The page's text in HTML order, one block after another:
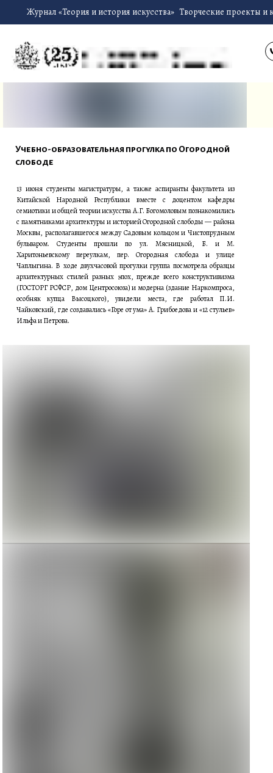
Журнал «Теория и история искусства» Творческие проекты и
13 июня студенты магистратуры, а также аспиранты факультета из
Китайской Народной Республики вместе с доцентом кафедры
семиотики и общей теории искусства А.Г. Богомоловым познакомились
с памятниками архитектуры и историей Огородной слободы — района
Москвы, располагавшегося между Садовым кольцом и Чистопрудным
бульваром. Студенты прошли по ул. Мясницкой, Б. и М.
Харитоньевскому переулкам, пер. Огородная слобода и улице
Чаплыгина. В ходе двухчасовой прогулки группа посмотрела образцы
архитектурных стилей разных эпох, прежде всего конструктивизма
(ГОСТОРГ РСФСР, дом Центросоюза) и модерна (здание Наркомпроса,
особняк купца Высоцкого), увидели места, где работал П.И.
Чайковский, где создавались «Горе от ума» А. Грибоедова и «12 стульев»
Ильфа и Петрова.
Учебно-образовательная прогулка по Огородной
слободе